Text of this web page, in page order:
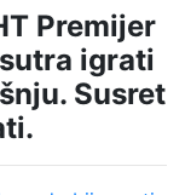
Premijer
igrati
Susret